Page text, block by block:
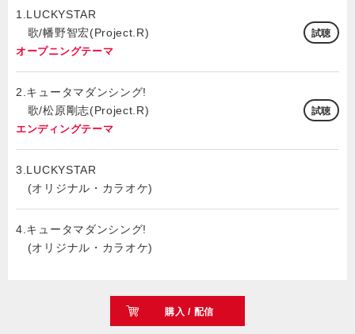
1.LUCKYSTAR
歌/幡野智宏(Project.R)
オープニングテーマ
試聴
2.キュータマダンシング!
歌/松原剛志(Project.R)
エンディングテーマ
試聴
3.LUCKYSTAR
(オリジナル・カラオケ)
4.キュータマダンシング!
(オリジナル・カラオケ)
購入 / 配信